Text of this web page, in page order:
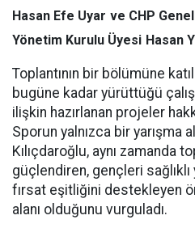
Hasan Efe Uyar ve CHP
Yönetim Kurulu Üyesi Hasan
Toplantının bir bölümüne
bugüne kadar yürüttüğü
ilişkin hazırlanan projeler
Sporun yalnızca bir yarışma
Kılıçdaroğlu, aynı zamanda
güçlendiren, gençleri
fırsat eşitliğini destekleyen
alanı olduğunu vurguladı.